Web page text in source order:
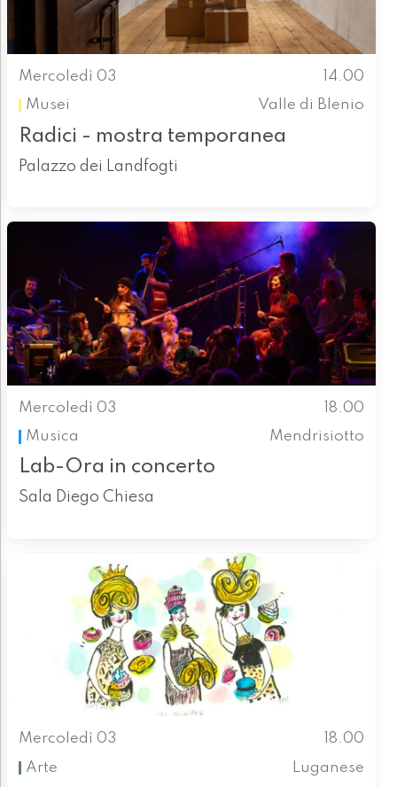
Mercoledì 03
14.00
Musei
Valle di Blenio
Radici - mostra temporanea
Palazzo dei Landfogti
Mercoledì 03
18.00
Musica
Mendrisiotto
Lab-Ora in concerto
Sala Diego Chiesa
Mercoledì 03
18.00
Arte
Luganese